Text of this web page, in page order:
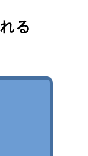
る